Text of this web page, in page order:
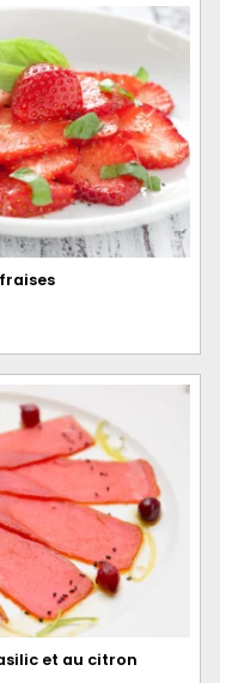
et au citron